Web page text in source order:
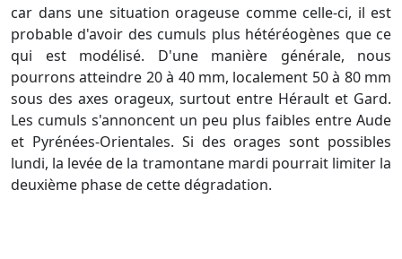
car dans une situation orageuse comme celle-ci, il est
probable d'avoir des cumuls plus hétéréogènes que ce
qui est modélisé. D'une manière générale, nous
pourrons atteindre 20 à 40 mm, localement 50 à 80 mm
sous des axes orageux, surtout entre Hérault et Gard.
Les cumuls s'annoncent un peu plus faibles entre Aude
et Pyrénées-Orientales. Si des orages sont possibles
lundi, la levée de la tramontane mardi pourrait limiter la
deuxième phase de cette dégradation.